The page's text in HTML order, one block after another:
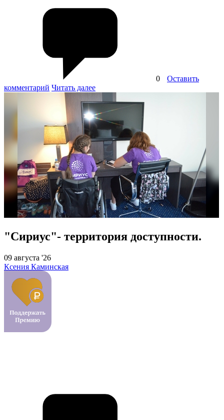
0
Оставить
комментарий Читать далее
"Сириус"- территория доступности.
09 августа '26
Ксения Каминская